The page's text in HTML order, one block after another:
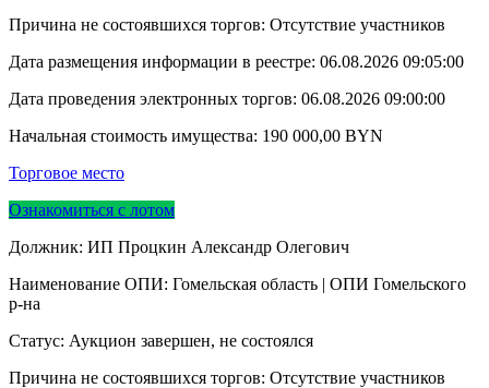
Причина не состоявшихся торгов: Отсутствие участников
Дата размещения информации в реестре: 06.08.2026 09:05:00
Дата проведения электронных торгов: 06.08.2026 09:00:00
Начальная стоимость имущества: 190 000,00 BYN
Торговое место
Ознакомиться с лотом
Должник: ИП Процкин Александр Олегович
Наименование ОПИ: Гомельская область | ОПИ Гомельского
р-на
Статус: Аукцион завершен, не состоялся
Причина не состоявшихся торгов: Отсутствие участников